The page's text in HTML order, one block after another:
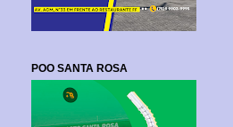
POO SANTA ROSA